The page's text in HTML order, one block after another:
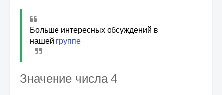
Больше интересных обсуждений в
нашей группе
Значение числа 4